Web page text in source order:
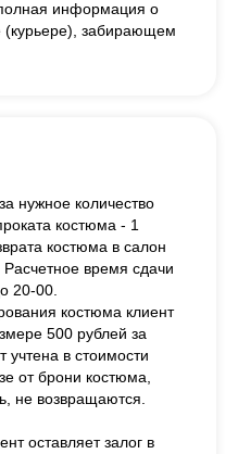
информация о
(курьере), забирающем
нужное количество
костюма - 1
костюма в салон
время сдачи
20-00.
костюма клиент
500 рублей за
учтена в стоимости
от брони костюма,
не возвращаются.
оставляет залог в